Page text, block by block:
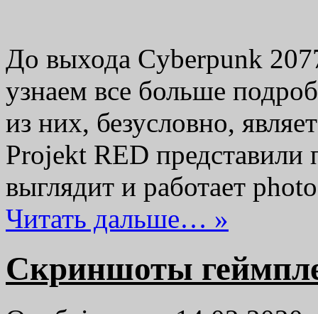
До выхода Cyberpunk
узнаем все больше
из них, безусловно,
Projekt RED представили
выглядит и работает
Читать дальше… »
Скриншоты